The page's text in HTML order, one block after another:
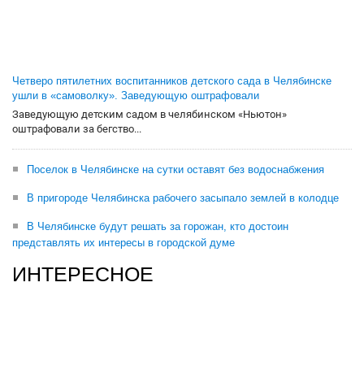
Четверо пятилетних воспитанников детского сада в Челябинске
ушли в «самоволку». Заведующую оштрафовали
Заведующую детским садом в челябинском «Ньютон»
оштрафовали за бегство...
Поселок в Челябинске на сутки оставят без водоснабжения
В пригороде Челябинска рабочего засыпало землей в колодце
В Челябинске будут решать за горожан, кто достоин
представлять их интересы в городской думе
ИНТЕРЕСНОЕ